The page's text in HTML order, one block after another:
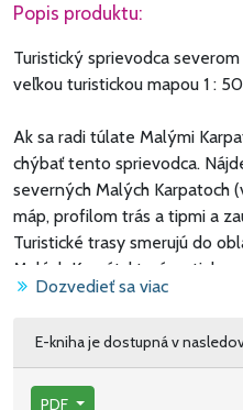
Popis produktu:
Turistický sprievodca
veľkou turistickou mapou 1 :
Ak sa radi túlate Malými
chýbať tento sprievodca.
severných Malých Karpatoch
máp, profilom trás a tipmi a
Turistické trasy smerujú do
Malých Karpát, ktorá sa
smere juhozápad –
spoznávať naše Karpaty.
20 najkrajších peších
Dozvedieť sa viac
E-kniha je dostupná v
PDF